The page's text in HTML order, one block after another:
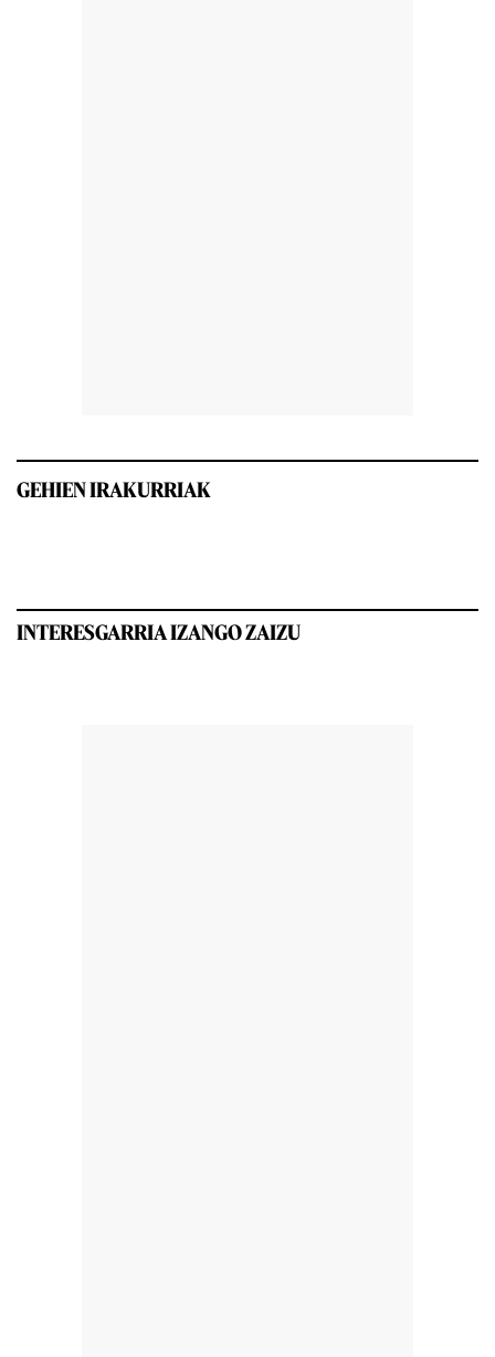
GEHIEN IRAKURRIAK
INTERESGARRIA IZANGO ZAIZU